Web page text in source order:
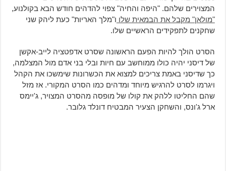
המצוירים שלהם. "היפה והחיה" צפוי להדהים חודש הבא בקולנוע,
"מולאן" מקבל את הבמאית שלו ו"מלך האריות" כעת ליהק שני
שחקנים לתפקידים הראשיים שלו.
הסרט הולך להיות הפעם הראשונה שסרט אדפטציה לייב-אקשן
של דיסני יהיה כולו ממוחשב עם חיות ובלי בני אדם מול המצלמה,
כך שדיסני באמת צריכים למצוא את הכשרונות שימשכו את הקהל
ויגרמו לסרט להרגיש מיוחד ומדהים כמו הסרט המקורי. אז מזל
שהם החליטו ללהק את קולו של מופסה מהסרט המצויר, ג'יימס
ארל ג'ונס, והשחקן הצעיר המבטיח דונלד גלובר.